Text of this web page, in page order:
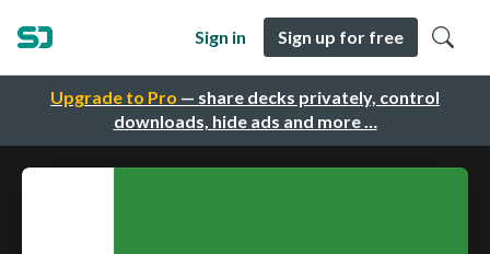
Upgrade to Pro — share decks privately, control
downloads, hide ads and more …
Sign in Sign up for free